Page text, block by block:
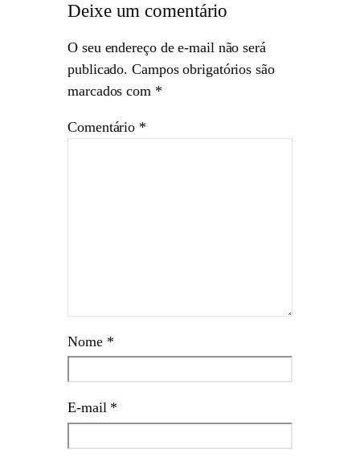
Deixe um comentário
O seu endereço de e-mail não será
publicado. Campos obrigatórios são
marcados com *
Comentário *
Nome *
E-mail *